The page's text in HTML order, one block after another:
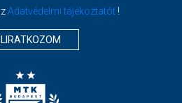
Adatvédelmi tájékoztatót!